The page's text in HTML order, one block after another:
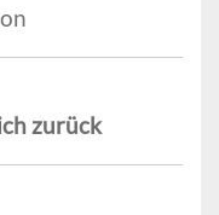
zurück